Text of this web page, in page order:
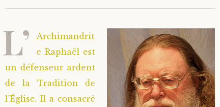
L’
Archimandrit
e Raphaël est
un défenseur ardent
de la Tradition de
l’Église. Il a consacré